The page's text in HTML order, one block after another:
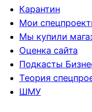
Карантин
Мои
Мы купили
Оценка сайта
Подкасты
Теория
ШМУ